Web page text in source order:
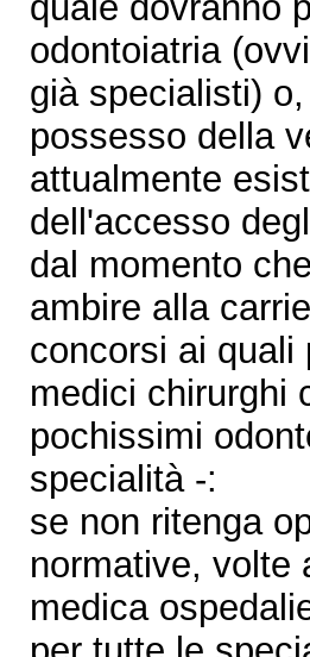
odontoiatria
già specialisti)
possesso della
attualmente
dell'accesso
dal momento
ambire alla
concorsi ai quali
medici chirurghi
pochissimi
specialità -:
se non ritenga
normative, volte
medica